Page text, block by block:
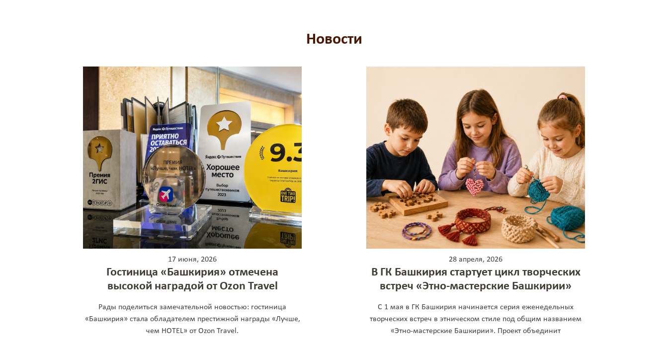
Новости
17 июня, 2026
Гостиница «Башкирия» отмечена
высокой наградой от Ozon Travel
Рады поделиться замечательной новостью: гостиница
«Башкирия» стала обладателем престижной награды «Лучше,
чем HOTEL» от Ozon Travel.
28 апреля, 2026
В ГК Башкирия стартует цикл творческих
встреч «Этно-мастерские Башкирии»
С 1 мая в ГК Башкирия начинается серия еженедельных
творческих встреч в этническом стиле под общим названием
«Этно-мастерские Башкирии». Проект объединит